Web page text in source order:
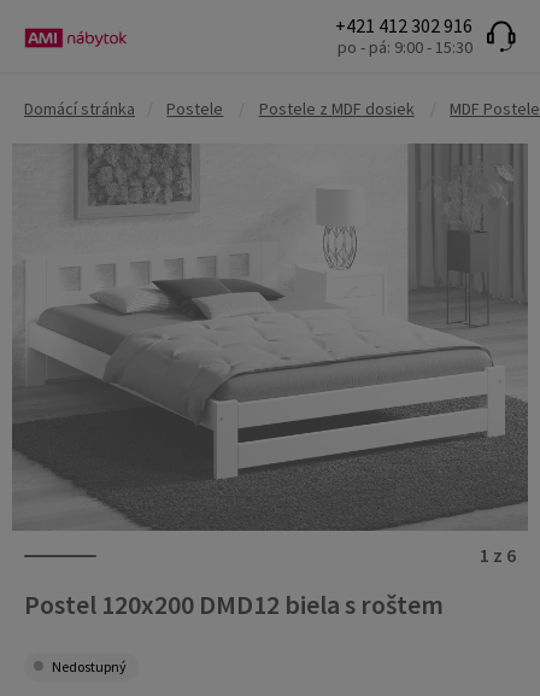
+421 412 302 916
po - pá: 9:00 - 15:30
Domácí stránka Postele Postele z MDF dosiek MDF
1 z 6
Postel 120x200 DMD12 biela s roštem
Nedostupný